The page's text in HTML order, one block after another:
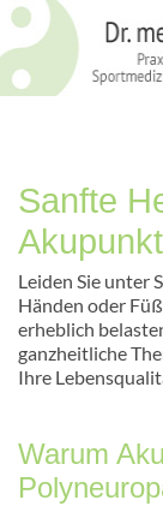
Sanfte
Leiden Sie unter
Händen oder
erheblich
ganzheitliche
Ihre
Warum